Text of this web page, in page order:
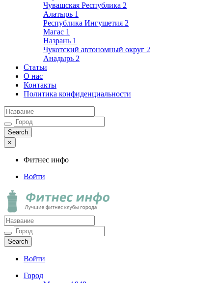
Чувашская Республика 2
Алатырь 1
Республика Ингушетия 2
Магас 1
Назрань 1
Чукотский автономный округ 2
Анадырь 2
Статьи
О нас
Контакты
Политика конфиденциальности
×
Фитнес инфо
Войти
Фитнес инфо
Лучшие фитнес клубы города
Войти
Город